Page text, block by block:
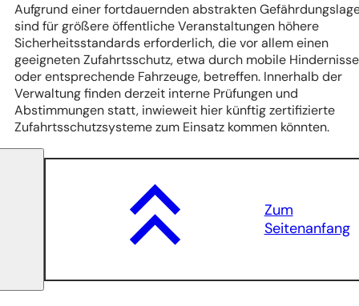
Aufgrund einer fortdauernden abstrakten
sind für größere öffentliche Veranstaltungen höhere
Sicherheitsstandards erforderlich, die vor allem einen
geeigneten Zufahrtsschutz, etwa durch mobile Hindernisse
oder entsprechende Fahrzeuge, betreffen. Innerhalb der
Verwaltung finden derzeit interne Prüfungen und
Abstimmungen statt, inwieweit hier künftig zertifizierte
Zufahrtsschutzsysteme zum Einsatz kommen könnten.
Zum
Seitenanfang